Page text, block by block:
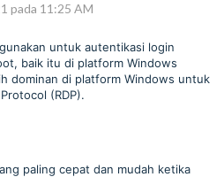
pada 11:25 AM
untuk autentikasi login
baik itu di platform Windows
dominan di platform Windows untuk
(RDP).
paling cepat dan mudah ketika